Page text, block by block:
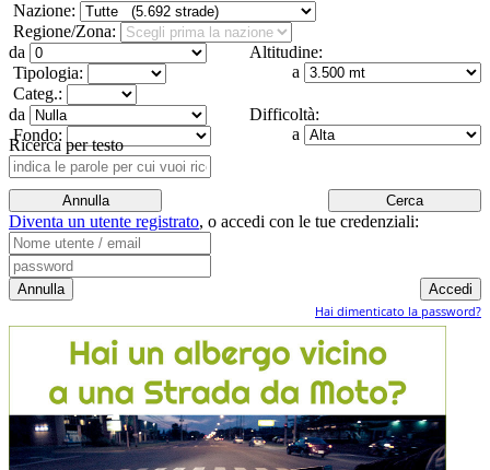
Nazione:
Regione/Zona:
Altitudine:
da
a
Tipologia:
Categ.:
Difficoltà:
da
a
Fondo:
Ricerca per testo
Diventa un utente registrato, o accedi con le tue credenziali:
Hai dimenticato la password?